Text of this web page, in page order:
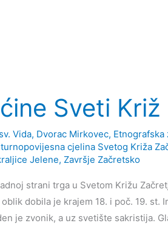
Sveti
Vida, Dvorac Mirkovec, Etnografska
cjelina Svetog Križa
Jelene, Završje Začretsko
strani trga u Svetom Križu
dobila je krajem 18. i poč. 19. st.
je zvonik, a uz svetište sakristija.